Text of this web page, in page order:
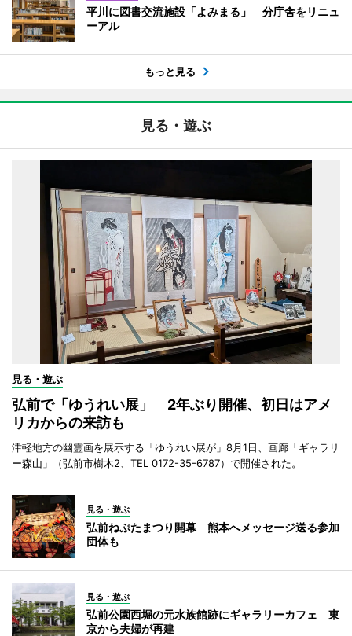
平川に図書交流施設「よみまる」 分庁舎をリニュ
ーアル
もっと見る
見る・遊ぶ
見る・遊ぶ
弘前で「ゆうれい展」 2年ぶり開催、初日はアメ
リカからの来訪も
津軽地方の幽霊画を展示する「ゆうれい展が」8月1日、画廊「ギャラリ
ー森山」（弘前市樹木2、TEL 0172-35-6787）で開催された。
見る・遊ぶ
弘前ねぷたまつり開幕 熊本へメッセージ送る参加
団体も
見る・遊ぶ
弘前公園西堀の元水族館跡にギャラリーカフェ 東
京から夫婦が再建